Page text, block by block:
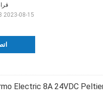
2023-08-15 14:06:48